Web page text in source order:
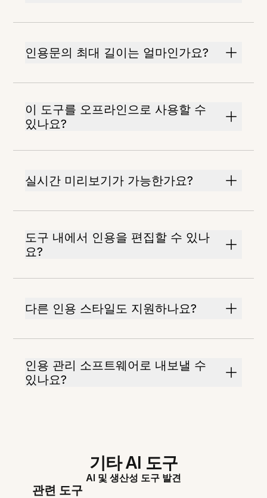
인용문의 최대 길이는 얼마인가요?
이 도구를 오프라인으로 사용할 수
있나요?
실시간 미리보기가 가능한가요?
도구 내에서 인용을 편집할 수 있나
요?
다른 인용 스타일도 지원하나요?
인용 관리 소프트웨어로 내보낼 수
있나요?
기타 AI 도구
AI 및 생산성 도구 발견
관련 도구